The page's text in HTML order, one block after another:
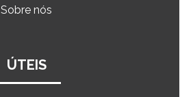
Sobre nós
ÚTEIS